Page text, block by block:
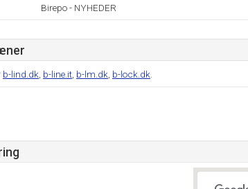
Birepo - NYHEDER
b-lind.dk b-line.it b-lm.dk b-lock.dk